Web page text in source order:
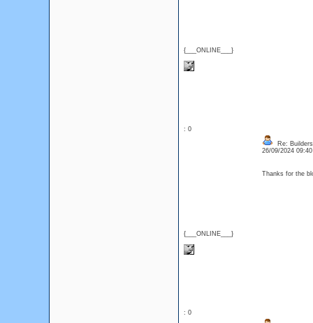
{___ONLINE___}
: 0
{___ONLINE___}
Re:
26/09/2024
Thanks for the
: 0